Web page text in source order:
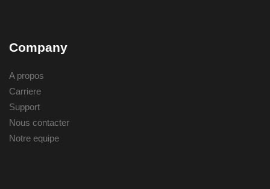
Company
A propos
Carriere
Support
Nous contacter
Notre equipe